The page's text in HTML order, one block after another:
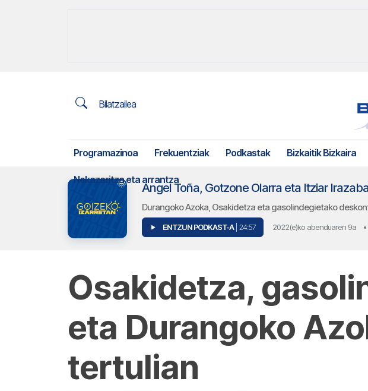
Bilatzailea
Programazinoa Frekuentziak Podkastak Bizkaitik Bizkaira
Nekazaritza eta arrantza
Angel Toña, Gotzone Olarra eta Itziar
Durangoko Azoka, Osakidetza eta gasolindegietako
ENTZUN PODKAST-A | 24:57 2022(e)ko abenduaren 9a •
Osakidetza,
eta Durangoko
tertulian